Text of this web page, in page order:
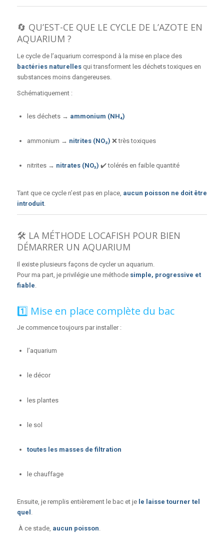
🔄 QU’EST-CE QUE LE CYCLE DE L’AZOTE EN
AQUARIUM ?
Le cycle de l’aquarium correspond à la mise en place des
bactéries naturellesqui transforment les déchets toxiques en
substances moins dangereuses.
Schématiquement :
les déchets → ammonium (NH₄)
ammonium → nitrites (NO₂) ❌ très toxiques
nitrites → nitrates (NO₃) ✔️ tolérés en faible quantité
Tant que ce cycle n’est pas en place, aucun poisson ne doit être
introduit.
🛠️ LA MÉTHODE LOCAFISH POUR BIEN
DÉMARRER UN AQUARIUM
Il existe plusieurs façons de cycler un aquarium.
Pour ma part, je privilégie une méthode simple, progressive et
fiable.
1️⃣ Mise en place complète du bac
Je commence toujours par installer :
l’aquarium
le décor
les plantes
le sol
toutes les masses de filtration
le chauffage
Ensuite, je remplis entièrement le bac et je le laisse tourner tel
quel
À ce stade, aucun poisson